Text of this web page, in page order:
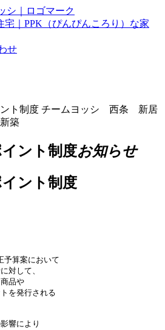
せ
ント制度 チームヨッシ 西条 新居
築
ント制度お知らせ
ント制度
予算案において
対して、
品や
を発行される
響により